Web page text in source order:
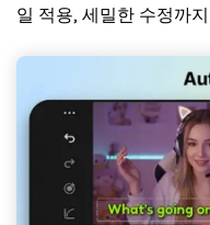
일 적용, 세밀한 수정까